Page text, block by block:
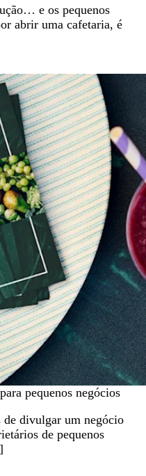
e os pequenos
abrir uma cafetaria, é
pequenos negócios
divulgar um negócio
de pequenos